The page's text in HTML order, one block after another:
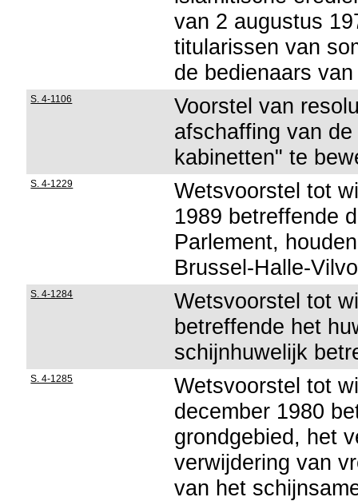
van 2 augustus
titularissen van
de bedienaars
S. 4-1106
Voorstel van
afschaffing van
kabinetten" te
S. 4-1229
Wetsvoorstel tot
1989 betreffende
Parlement,
Brussel-Halle-
S. 4-1284
Wetsvoorstel tot
betreffende het
schijnhuwelijk
S. 4-1285
Wetsvoorstel tot
december 1980
grondgebied, het
verwijdering van
van het